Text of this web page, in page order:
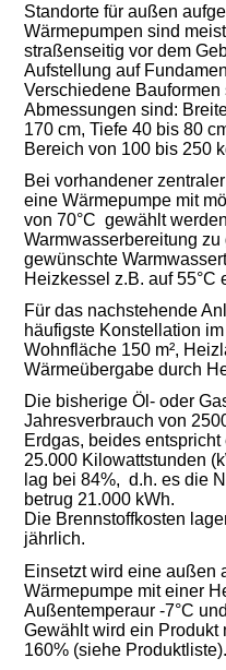
Standorte für außen
Wärmepumpen sind
straßenseitig vor dem
Aufstellung auf
Verschiedene
Abmessungen sind:
170 cm, Tiefe 40 bis 80
Bereich von 100 bis 250
Bei vorhandener
eine Wärmepumpe mit
von 70°C gewählt
Warmwasserbereitung
gewünschte
Heizkessel z.B. auf 55°C
Für das nachstehende
häufigste Konstellation
Wohnfläche 150 m²,
Wärmeübergabe durch
Die bisherige Öl- oder
Jahresverbrauch von
Erdgas, beides
25.000 Kilowattstunden
lag bei 84%, d.h. es die
betrug 21.000 kWh.
Die Brennstoffkosten
jährlich.
Einsetzt wird eine außen
Wärmepumpe mit einer
Außentemperaur -7°C
Gewählt wird ein Produkt
160% (siehe Produktliste).